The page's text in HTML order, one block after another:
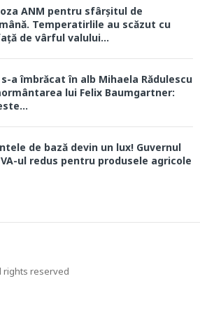
ANM pentru sfârșitul de
Temperatirlile au scăzut cu
de vârful valului...
s-a îmbrăcat în alb Mihaela Rădulescu
lui Felix Baumgartner:
de bază devin un lux! Guvernul
ul redus pentru produsele agricole
rights reserved